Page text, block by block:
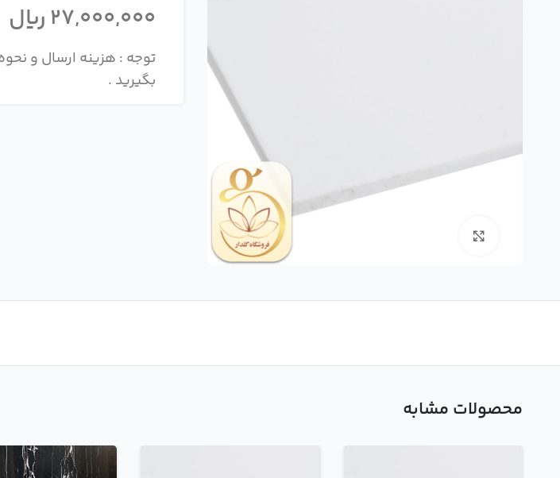
27,000,000ریال
بگیرید .
محصولات مشابه